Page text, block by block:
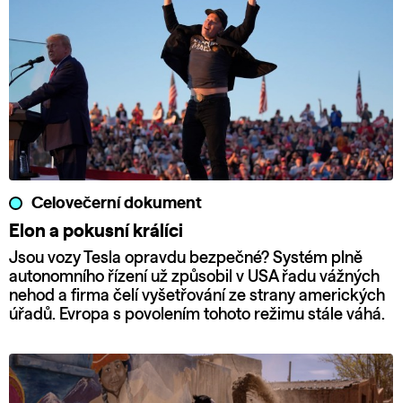
Celovečerní dokument
Elon a pokusní králíci
Jsou vozy Tesla opravdu bezpečné? Systém plně
autonomního řízení už způsobil v USA řadu vážných
nehod a firma čelí vyšetřování ze strany amerických
úřadů. Evropa s povolením tohoto režimu stále váhá.